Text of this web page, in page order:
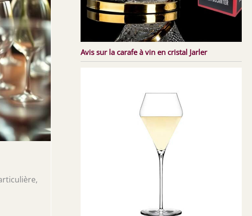
Avis sur la carafe à vin en cristal Jarler